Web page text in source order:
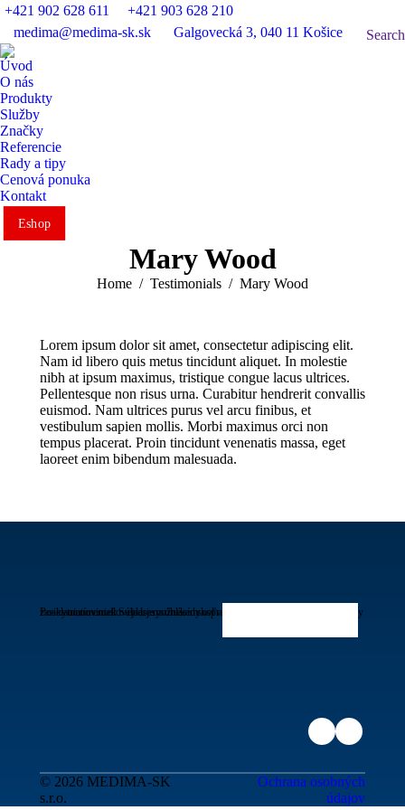
+421 902 628 611
+421 903 628 210
medima@medima-sk.sk
Galgovecká 3, 040 11 Košice Search:
Search
Úvod
O nás
Produkty
Služby
Značky
Referencie
Rady a tipy
Cenová ponuka
Kontakt
Eshop
Mary Wood
You are here:
Home Testimonials Mary Wood
Lorem ipsum dolor sit amet, consectetur adipiscing elit.
Nam id libero quis metus tincidunt aliquet. In molestie
nibh at ipsum maximus, tristique congue lacus ultrices.
Pellentesque non risus urna. Curabitur hendrerit convallis
euismod. Nam ultrices purus vel arcu finibus, et
vestibulum sapien mollis. Morbi maximus orci non
tempus placerat. Proin tincidunt venenatis massa, eget
laoreet enim bibendum malesuada.
Poskytnutím emailovej adresy súhlasím so spracúvaním osobných údajov pre účely zasielania noviniek. Súhlas je možné kedykoľvek odvolať.
© 2026 MEDIMA-SK
s.r.o.
Ochrana osobných
údajov